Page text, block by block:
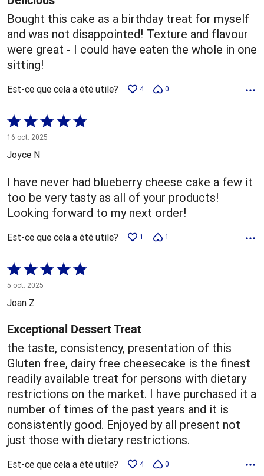
Bought this cake as a birthday treat for myself
and was not disappointed! Texture and flavour
were great - I could have eaten the whole in one
sitting!
Est-ce que cela a été utile? 4 0
Coté
5 sur
5
16 oct. 2025
Joyce N
I have never had blueberry cheese cake a few it
too be very tasty as all of your products!
Looking forward to my next order!
Est-ce que cela a été utile? 1 1
Coté
5 sur
5
5 oct. 2025
Joan Z
Exceptional Dessert Treat
the taste, consistency, presentation of this
Gluten free, dairy free cheesecake is the finest
readily available treat for persons with dietary
restrictions on the market. I have purchased it a
number of times of the past years and it is
consistently good. Enjoyed by all present not
just those with dietary restrictions.
Est-ce que cela a été utile? 4 0